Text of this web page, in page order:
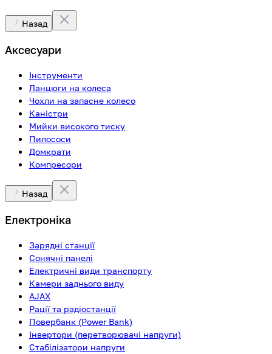
Назад
Аксесуари
Інструменти
Ланцюги на колеса
Чохли на запасне колесо
Каністри
Мийки високого тиску
Пилососи
Домкрати
Компресори
Назад
Електроніка
Зарядні станції
Сонячні панелі
Електричні види транспорту
Камери заднього виду
AJAX
Рації та радіостанції
Повербанк (Power Bank)
Інвертори (перетворювачі напруги)
Стабілізатори напруги